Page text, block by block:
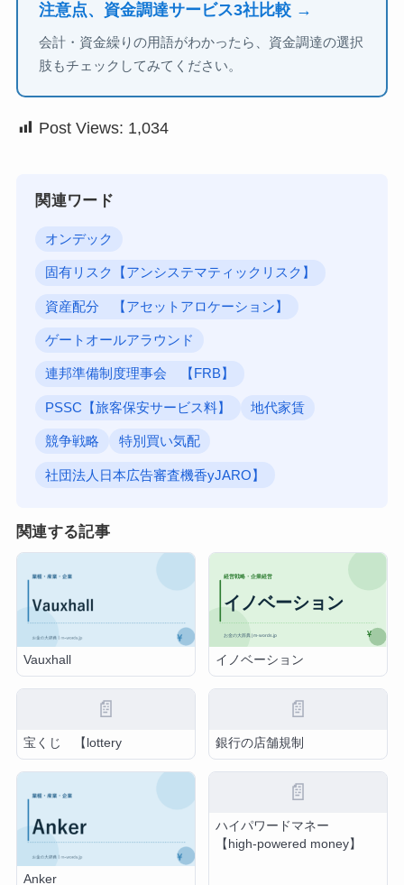
注意点、資金調達サービス3社比較 →
会計・資金繰りの用語がわかったら、資金調達の選択
肢もチェックしてみてください。
Post Views: 1,034
関連ワード
オンデック
固有リスク【アンシステマティックリスク】
資産配分 【アセットアロケーション】
ゲートオールアラウンド
連邦準備制度理事会 【FRB】
PSSC【旅客保安サービス料】 地代家賃
競争戦略 特別買い気配
社団法人日本広告審査機香yJARO】
関連する記事
Vauxhall イノベーション
📄
宝くじ 【lottery
📄
銀行の店舗規制
Anker
📄
ハイパワードマネー
【high-powered money】